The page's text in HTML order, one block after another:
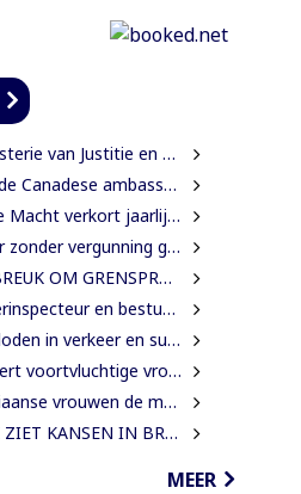
Politie verandert naar Justitie en Veiligheid
wil grotere rol voor Canada in Suriname
zittingsvrije periode naar één maand
gesloten tijdens derde dag integrale controles
ONWAARSCHIJNLIJK
gewond nadat auto over de kop slaat
suïcide voor 2026 is veel te veel’, zegt Lau
verdachte in mensenhandel uit aan Suriname
mangroves herstellen die Banjul beschermen
RADARTECHNOLOGIE VOOR GRENSBEWAKING EN VEILIGHEID
MEER